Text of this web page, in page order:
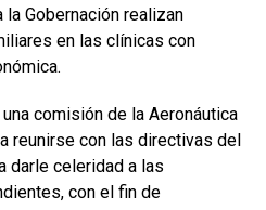
Gobernación realizan
en las clínicas con
comisión de la Aeronáutica
reunirse con las directivas del
darle celeridad a las
con el fin de